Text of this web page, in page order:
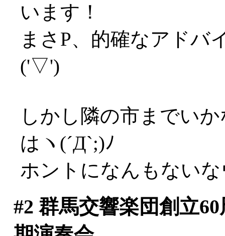
います！
まさP、的確なアドバ
('▽')
しかし隣の市までい
はヽ(´Д`;)ﾉ
ホントになんもない
#2 群馬交響楽団創立